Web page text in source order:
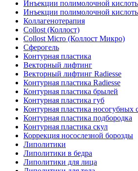
Инъекции полимолочной
Инъекции полимолочной
Коллагенотерапия
Collost (Коллост)
Collost Micro (Коллост Микро)
Сферогель
Контурная пластика
Векторный лифтинг
Векторный лифтинг Radiesse
Контурная пластика Radiesse
Контурная пластика брылей
Контурная пластика губ
Контурная пластика носогубных
Контурная пластика подбородка
Контурная пластика скул
Коррекция носослезной борозды
Липолитики
Липолитики в бедра
Липолитики для лица